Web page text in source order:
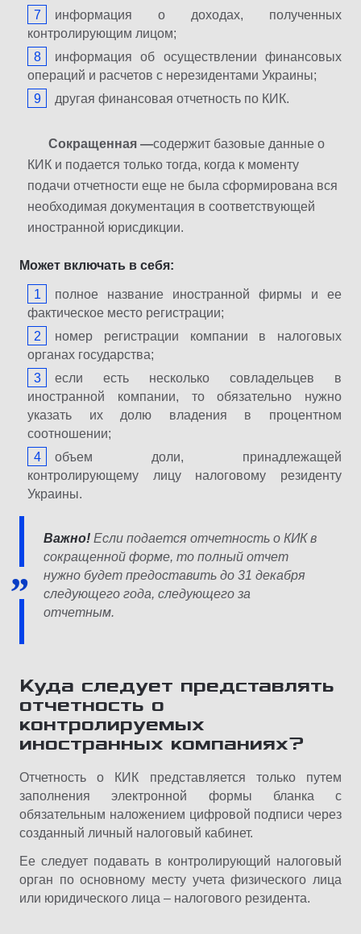
информация о доходах, полученных
контролирующим лицом;
информация об осуществлении финансовых
операций и расчетов с нерезидентами Украины;
другая финансовая отчетность по КИК.
Сокращенная —содержит базовые данные о
КИК и подается только тогда, когда к моменту
подачи отчетности еще не была сформирована вся
необходимая документация в соответствующей
иностранной юрисдикции.
Может включать в себя:
полное название иностранной фирмы и ее
фактическое место регистрации;
номер регистрации компании в налоговых
органах государства;
если есть несколько совладельцев в
иностранной компании, то обязательно нужно
указать их долю владения в процентном
соотношении;
объем доли, принадлежащей
контролирующему лицу налоговому резиденту
Украины.
Важно! Если подается отчетность о КИК в
сокращенной форме, то полный отчет
нужно будет предоставить до 31 декабря
следующего года, следующего за
отчетным.
Куда следует представлять
отчетность о
контролируемых
иностранных компаниях?
Отчетность о КИК представляется только путем
заполнения электронной формы бланка с
обязательным наложением цифровой подписи через
созданный личный налоговый кабинет.
Ее следует подавать в контролирующий налоговый
орган по основному месту учета физического лица
или юридического лица – налогового резидента.